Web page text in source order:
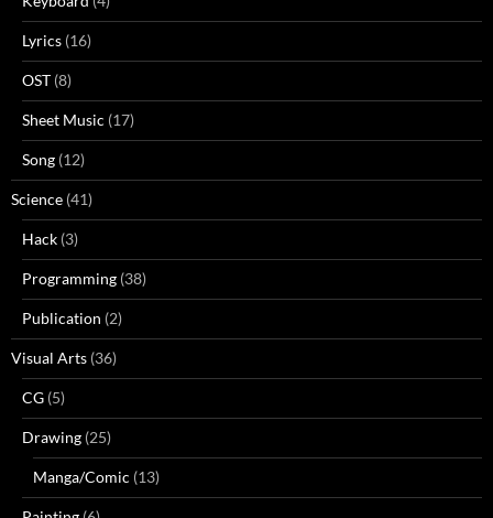
Lyrics (16)
OST (8)
Sheet Music (17)
Song (12)
Science (41)
Hack (3)
Programming (38)
Publication (2)
Visual Arts (36)
CG (5)
Drawing (25)
Manga/Comic (13)